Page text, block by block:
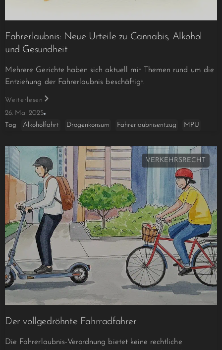
Fahrerlaubnis: Neue Urteile zu Cannabis, Alkohol
und Gesundheit
Mehrere Gerichte haben sich aktuell mit Themen rund um die
Entziehung der Fahrerlaubnis beschäftigt.
Weiterlesen
26. Mai 2025
Tag Alkoholfahrt Drogenkonsum Fahrerlaubnisentzug MPU
Der vollgedröhnte Fahrradfahrer
Die Fahrerlaubnis-Verordnung bietet keine rechtliche
VERKEHRSRECHT